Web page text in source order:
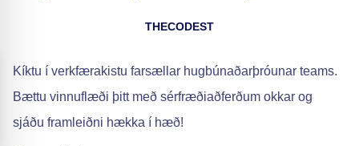
THECODEST
Kíktu í verkfærakistu farsællar hugbúnaðarþróunar teams.
Bættu vinnuflæði þitt með sérfræðiaðferðum okkar og
sjáðu framleiðni hækka í hæð!